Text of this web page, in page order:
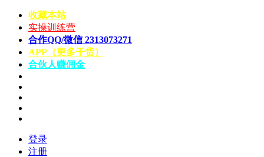
收藏本站
实操训练营
合作QQ/微信 2313073271
APP（更多干货）
合伙人赚佣金
登录
注册